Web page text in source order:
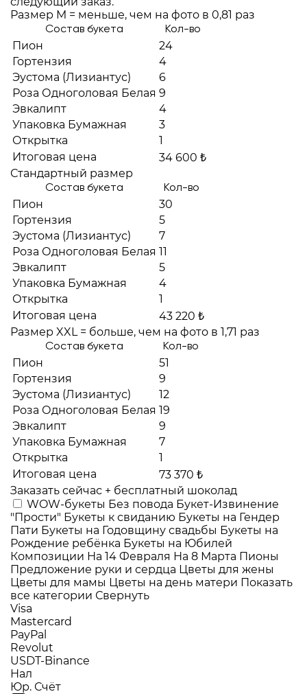
Размер M = меньше, чем на фото в 0,81 раз
Состав букета Кол-во
Пион
24
Гортензия
4
Эустома (Лизиантус)
6
Роза Одноголовая Белая 9
Эвкалипт
4
Упаковка Бумажная
3
Открытка
1
Итоговая цена
34 600 ₺
Стандартный размер
Состав букета Кол-во
Пион
30
Гортензия
5
Эустома (Лизиантус)
7
Роза Одноголовая Белая 11
Эвкалипт
5
Упаковка Бумажная
4
Открытка
1
Итоговая цена
43 220 ₺
Размер XXL = больше, чем на фото в 1,71 раз
Состав букета Кол-во
Пион
51
Гортензия
9
Эустома (Лизиантус)
12
Роза Одноголовая Белая 19
Эвкалипт
9
Упаковка Бумажная
7
Открытка
1
Итоговая цена
73 370 ₺
Заказать сейчас + бесплатный шоколад
WOW-букеты Без повода Букет-Извинение
"Прости" Букеты к свиданию Букеты на Гендер
Пати Букеты на Годовщину свадьбы Букеты на
Рождение ребёнка Букеты на Юбилей
Композиции На 14 Февраля На 8 Марта Пионы
Предложение руки и сердца Цветы для жены
Цветы для мамы Цветы на день матери Показать
все категории Свернуть
Visa
Mastercard
PayPal
Revolut
USDT-Binance
Нал
Юр. Счёт